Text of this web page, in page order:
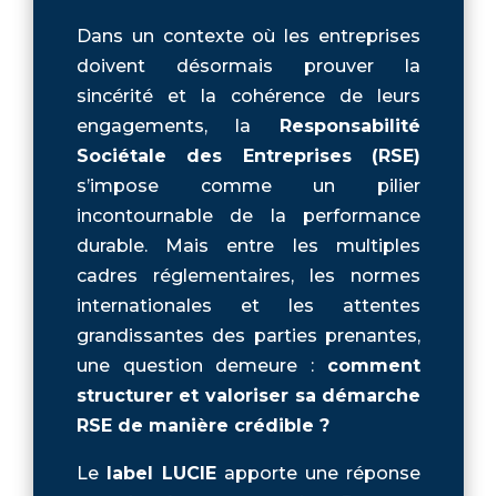
Dans un contexte où les entreprises
doivent désormais prouver la
sincérité et la cohérence de leurs
engagements, la Responsabilité
Sociétale des Entreprises (RSE)
s’impose comme un pilier
incontournable de la performance
durable. Mais entre les multiples
cadres réglementaires, les normes
internationales et les attentes
grandissantes des parties prenantes,
une question demeure : comment
structurer et valoriser sa démarche
RSE de manière crédible ?
Le label LUCIEapporte une réponse